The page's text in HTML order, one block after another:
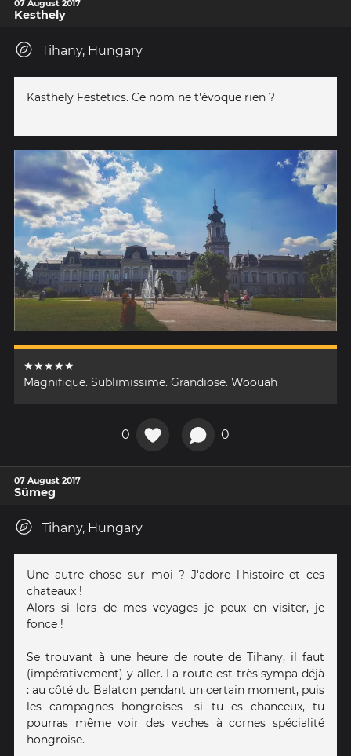
07 August 2017
Kesthely
Tihany, Hungary
Kasthely Festetics. Ce nom ne t'évoque rien ?
★★★★★
Magnifique. Sublimissime. Grandiose. Woouah
0 0
07 August 2017
Sümeg
Tihany, Hungary
Une autre chose sur moi ? J'adore l'histoire et ces
chateaux !
Alors si lors de mes voyages je peux en visiter, je
fonce !
Se trouvant à une heure de route de Tihany, il faut
(impérativement) y aller. La route est très sympa déjà
: au côté du Balaton pendant un certain moment, puis
les campagnes hongroises -si tu es chanceux, tu
pourras même voir des vaches à cornes spécialité
hongroise.